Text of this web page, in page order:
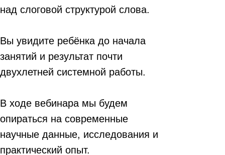
над слоговой структурой слова.
Вы увидите ребёнка до начала
занятий и результат почти
двухлетней системной работы.
В ходе вебинара мы будем
опираться на современные
научные данные, исследования и
практический опыт.